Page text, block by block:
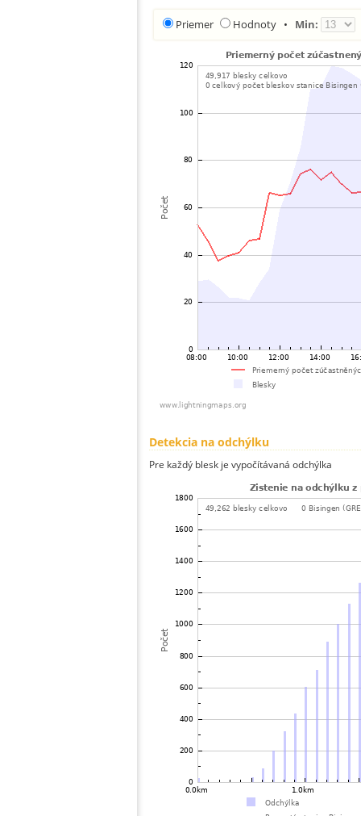
Priemer Hodnoty • Min:
Detekcia na odchýlku
Pre každý blesk je vypočítávaná odchýlka